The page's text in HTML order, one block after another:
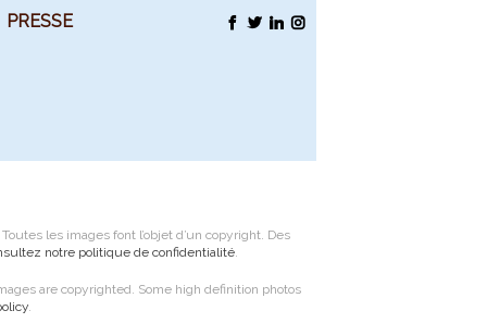
PRESSE FACEBOOK
les images font l’objet d’un copyright. Des
notre politique de confidentialité.
are copyrighted. Some high definition photos
.